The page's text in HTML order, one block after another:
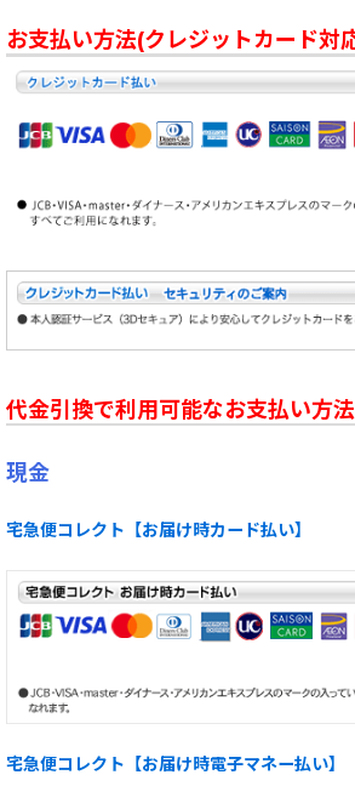
お支払い方法(クレジットカード対
代金引換で利用可能なお支払い方
現金
宅急便コレクト【お届け時カード払い】
宅急便コレクト【お届け時電子マネー払い】